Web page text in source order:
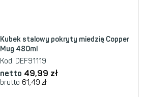
Kubek stalowy pokryty miedzią Copper
Mug 480ml
Kod: DEF91119
netto 49,99 zł
brutto 61,49 zł